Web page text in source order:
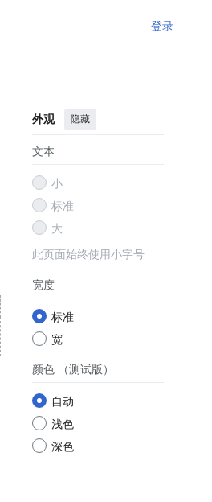
登录
外观 隐藏
文本
小
标准
大
此页面始终使用小字号
宽度
标准
宽
颜色 （测试版）
自动
浅色
深色